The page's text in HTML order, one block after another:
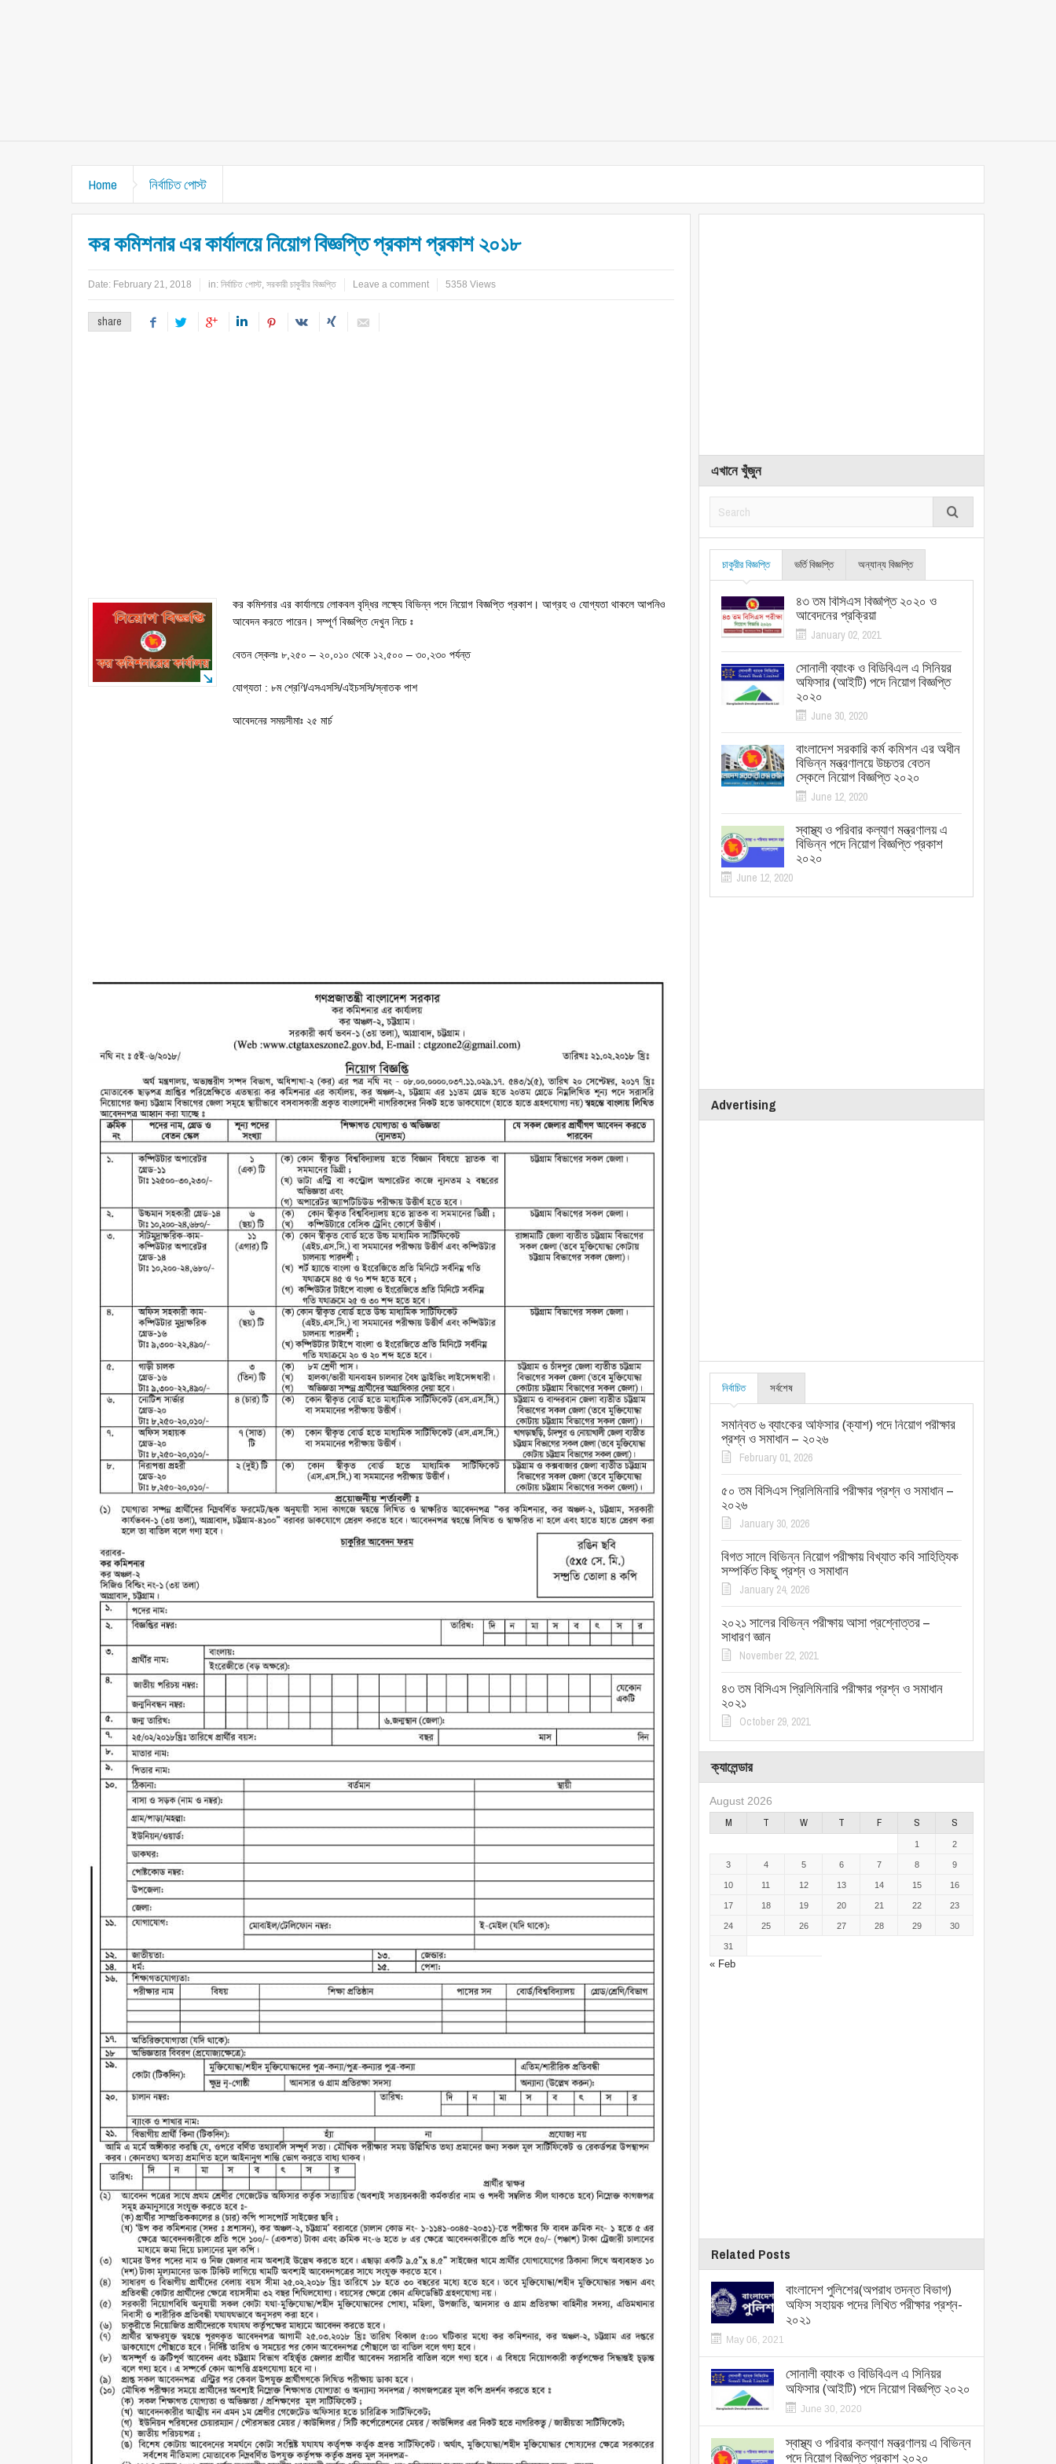
Home নির্বাচিত পোস্ট
কর কমিশনার এর কার্যালয়ে নিয়োগ বিজ্ঞপ্তি প্রকাশ প্রকাশ ২০১৮
Date: February 21, 2018 in: নির্বাচিত পোস্ট, সরকারী চাকুরীর বিজ্ঞপ্তি Leave a comment 5358 Views
share
কর কমিশনার এর কার্যালয়ে লোকবল বৃদ্ধির লক্ষ্যে বিভিন্ন পদে নিয়োগ বিজ্ঞপ্তি প্রকাশ। আগ্রহ ও যোগ্যতা থাকলে আপনিও
আবেদন করতে পারেন। সম্পূর্ণ বিজ্ঞপ্তি দেখুন নিচে ঃ
বেতন স্কেলঃ ৮,২৫০ – ২০,০১০ থেকে ১২,৫০০ – ৩০,২৩০ পর্যন্ত
যোগ্যতা : ৮ম শ্রেণি/এসএসসি/এইচসসি/স্নাতক পাশ
আবেদনের সময়সীমাঃ ২৫ মার্চ
এখানে খুঁজুন
চাকুরীর বিজ্ঞপ্তি ভর্তি বিজ্ঞপ্তি অন্যান্য বিজ্ঞপ্তি
৪৩ তম বিসিএস বিজ্ঞপ্তি ২০২০ ও
আবেদনের প্রক্রিয়া
January 02, 2021
সোনালী ব্যাংক ও বিডিবিএল এ সিনিয়র
অফিসার (আইটি) পদে নিয়োগ বিজ্ঞপ্তি
২০২০
June 30, 2020
বাংলাদেশ সরকারি কর্ম কমিশন এর অধীন
বিভিন্ন মন্ত্রণালয়ে উচ্চতর বেতন
স্কেলে নিয়োগ বিজ্ঞপ্তি ২০২০
June 12, 2020
স্বাস্থ্য ও পরিবার কল্যাণ মন্ত্রণালয় এ
বিভিন্ন পদে নিয়োগ বিজ্ঞপ্তি প্রকাশ
২০২০
June 12, 2020
Advertising
নির্বাচিত সর্বশেষ
সমন্বিত ৬ ব্যাংকের অফিসার (ক্যাশ) পদে নিয়োগ পরীক্ষার
প্রশ্ন ও সমাধান – ২০২৬
February 01, 2026
৫০ তম বিসিএস প্রিলিমিনারি পরীক্ষার প্রশ্ন ও সমাধান –
২০২৬
January 30, 2026
বিগত সালে বিভিন্ন নিয়োগ পরীক্ষায় বিখ্যাত কবি সাহিত্যিক
সম্পর্কিত কিছু প্রশ্ন ও সমাধান
January 24, 2026
২০২১ সালের বিভিন্ন পরীক্ষায় আসা প্রশ্নোত্তর –
সাধারণ জ্ঞান
November 22, 2021
৪৩ তম বিসিএস প্রিলিমিনারি পরীক্ষার প্রশ্ন ও সমাধান
২০২১
October 29, 2021
ক্যালেন্ডার
August 2026
M T W T F S S
« Feb
1 2
3 4 5 6 7 8 9
10 11 12 13 14 15 16
17 18 19 20 21 22 23
24 25 26 27 28 29 30
31
Related Posts
বাংলাদেশ পুলিশের(অপরাধ তদন্ত বিভাগ)
অফিস সহায়ক পদের লিখিত পরীক্ষার প্রশ্ন-
২০২১
May 06, 2021
সোনালী ব্যাংক ও বিডিবিএল এ সিনিয়র
অফিসার (আইটি) পদে নিয়োগ বিজ্ঞপ্তি ২০২০
June 30, 2020
স্বাস্থ্য ও পরিবার কল্যাণ মন্ত্রণালয় এ বিভিন্ন
পদে নিয়োগ বিজ্ঞপ্তি প্রকাশ ২০২০